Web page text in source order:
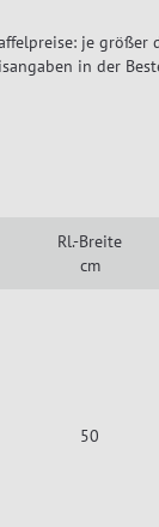
je
in der
Rl.-Breite
cm
50